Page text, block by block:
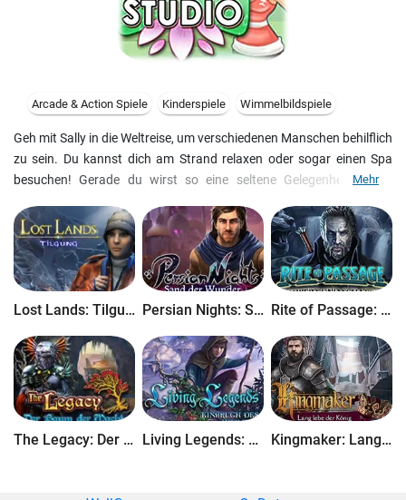
Arcade & Action Spiele Kinderspiele Wimmelbildspiele
Geh mit Sally in die Weltreise, um verschiedenen Manschen behilflich
zu sein. Du kannst dich am Strand relaxen oder sogar einen Spa
besuchen! Gerade du wirst so eine seltene Gelegenheit haben
ist eine besondere Samleredition aber mit früheren Zugriff.
Mehr
Lost Lands: Tilgung Persian Nights: Sand der Wunder Rite of Passage: Schwert und Schatten
The Legacy: Der Baum der Macht Living Legends: Einbruch des Himmels Kingmaker: Lang lebe der König